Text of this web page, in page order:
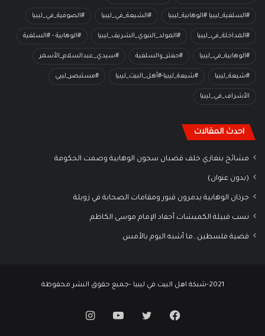
#السلفية_ليبيا #الوهابية_ليبيا #الشيعة_في_ليبيا #الصوفية_في_ليبيا
#المداخلة_في_ليبيا #المولد_النبوي_الشريف_ليبيا #الوهابية - #السلفية
#الوهابية_في_ليبيا #حفتر_والسلفية #سيدي_عبدالسلام_الأسمر
#شيعة_ليبيا #شيعة_ليبيا-#أهل_البيت_ليبيا #مستبصر_ليبي
الأشراف_في_ليبيا
احدث المقالات
مشائخ بنغازي خلف قضبان سجون الوهابية وصمت الحكومة
(بدون عنوان)
جرذان الوهابية يدمرون قبور ومقامات الصحابة في زويلة
نسب قبيلة الكميشات أحفاد الإمام موسى الكاظم
قضية فلسطين…ما أشبه اليوم بالأمس
2021-شبكة اهل البيت في ليبيا -جميع حقوق النشر محفوظة
فيسبوكتويتر يوتيوب